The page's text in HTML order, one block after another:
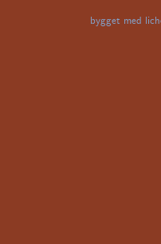
bygget med